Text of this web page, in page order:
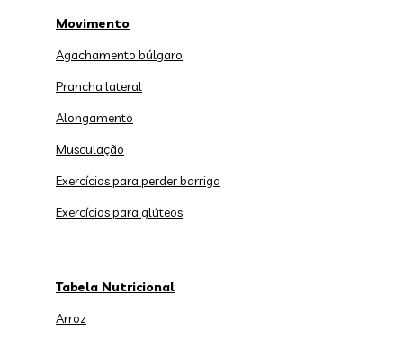
Movimento
Agachamento búlgaro
Prancha lateral
Alongamento
Musculação
Exercícios para perder barriga
Exercícios para glúteos
Tabela Nutricional
Arroz